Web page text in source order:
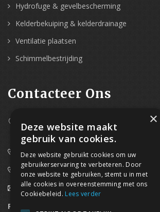
Hydrofuge & gevelbescherming
Kelderbekuiping & kelderdrainage
Ventilatie plaatsen
Schimmelbestrijding
Contacteer Ons
Westpoort 37B,
2070 Zwijndrecht
0800/61 667 (24/7 bereikbaar)
03/369.60.29
info@waterdicht-vochtbestrijding.be
Regionaal contact
×
Deze website maakt
gebruik van cookies.
Deze website gebruikt cookies om uw
gebruikerservaring te verbeteren. Door
onze website te gebruiken, stemt u in met
alle cookies in overeenstemming met ons
Cookiebeleid. Lees verder